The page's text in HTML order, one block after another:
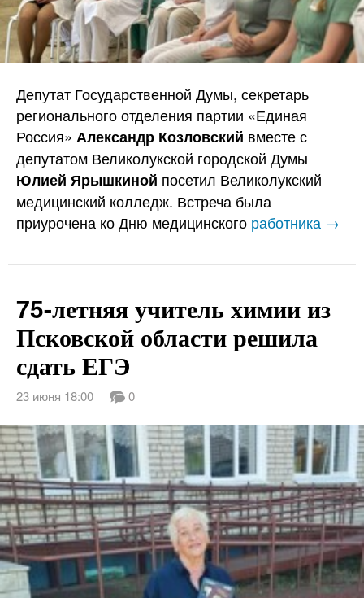
Депутат Государственной Думы, секретарь
регионального отделения партии «Единая
Россия» Александр Козловский вместе с
депутатом Великолукской городской Думы
Юлией Ярышкиной посетил Великолукский
медицинский колледж. Встреча была
приурочена ко Дню медицинского работника →
75-летняя учитель химии из
Псковской области решила
сдать ЕГЭ
23 июня 18:00 0